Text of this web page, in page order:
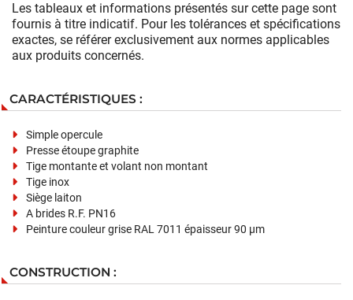
Les tableaux et informations présentés sur cette page sont
fournis à titre indicatif. Pour les tolérances et spécifications
exactes, se référer exclusivement aux normes applicables
aux produits concernés.
CARACTÉRISTIQUES :
Simple opercule
Presse étoupe graphite
Tige montante et volant non montant
Tige inox
Siège laiton
A brides R.F. PN16
Peinture couleur grise RAL 7011 épaisseur 90 µm
CONSTRUCTION :